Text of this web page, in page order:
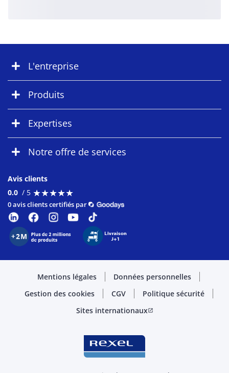
L'entreprise
Produits
Expertises
Notre offre de services
Avis clients
0.0 / 5 ★★★★★
★★★★★
0 avis clients certifiés par
Mentions légales
Données personnelles
Gestion des cookies
CGV
Politique sécurité
Sites internationauxopen_in_new